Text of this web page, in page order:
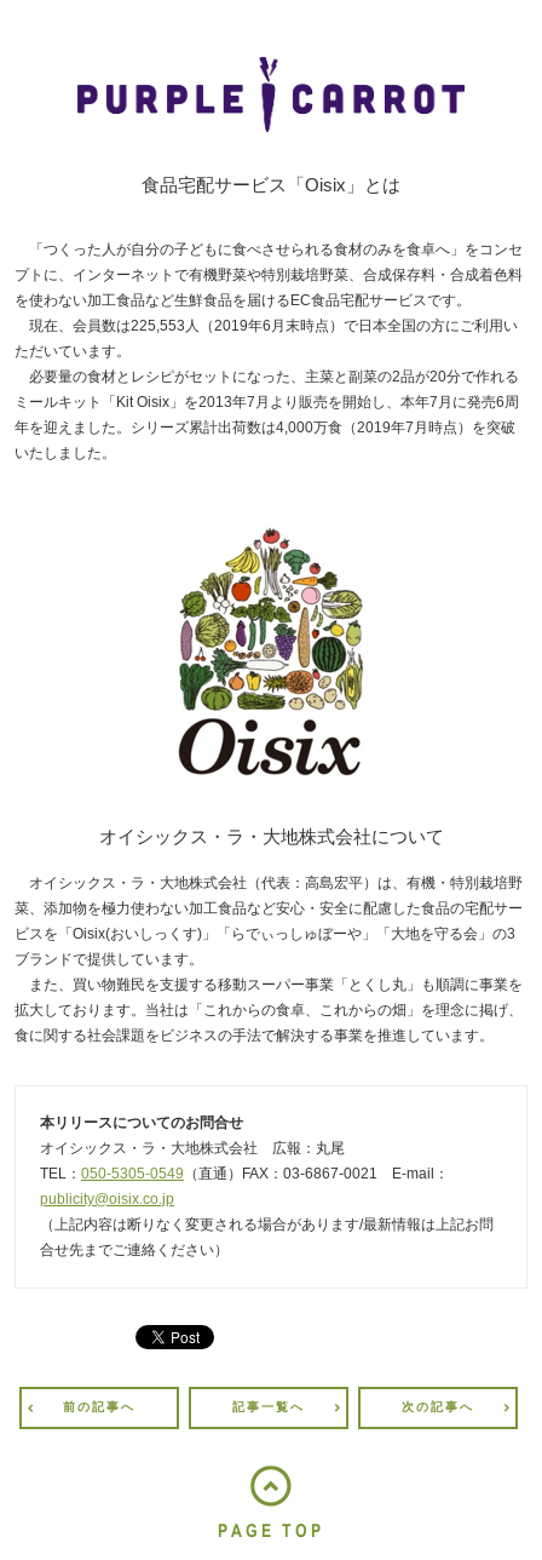
食品宅配サービス「Oisix」とは
「つくった人が自分の子どもに食べさせられる食材のみを食卓へ」をコンセ
プトに、インターネットで有機野菜や特別栽培野菜、合成保存料・合成着色料
を使わない加工食品など生鮮食品を届けるEC食品宅配サービスです。
現在、会員数は225,553人（2019年6月末時点）で日本全国の方にご利用い
ただいています。
必要量の食材とレシピがセットになった、主菜と副菜の2品が20分で作れる
ミールキット「Kit Oisix」を2013年7月より販売を開始し、本年7月に発売6周
年を迎えました。シリーズ累計出荷数は4,000万食（2019年7月時点）を突破
いたしました。
オイシックス・ラ・大地株式会社について
オイシックス・ラ・大地株式会社（代表：高島宏平）は、有機・特別栽培野
菜、添加物を極力使わない加工食品など安心・安全に配慮した食品の宅配サー
ビスを「Oisix(おいしっくす)」「らでぃっしゅぼーや」「大地を守る会」の3
ブランドで提供しています。
また、買い物難民を支援する移動スーパー事業「とくし丸」も順調に事業を
拡大しております。当社は「これからの食卓、これからの畑」を理念に掲げ、
食に関する社会課題をビジネスの手法で解決する事業を推進しています。
本リリースについてのお問合せ
オイシックス・ラ・大地株式会社 広報：丸尾
TEL： 050-5305-0549 （直通）FAX：03-6867-0021 E-mail：
publicity@oisix.co.jp
（上記内容は断りなく変更される場合があります/最新情報は上記お問
合せ先までご連絡ください）
前の記事へ 記事一覧へ 次の記事へ
PAGE TOP